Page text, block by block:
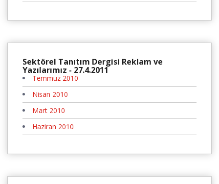
Sektörel Tanıtım Dergisi Reklam ve
Yazılarımız - 27.4.2011
Temmuz 2010
Nisan 2010
Mart 2010
Haziran 2010